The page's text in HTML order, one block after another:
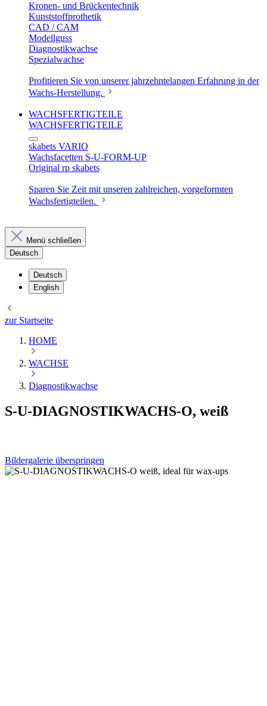
Kronen- und Brückentechnik
Kunststoffprothetik
CAD / CAM
Modellguss
Diagnostikwachse
Spezialwachse
Profitieren Sie von unserer jahrzehntelangen Erfahrung in der
Wachs-Herstellung.
WACHSFERTIGTEILE
WACHSFERTIGTEILE
skabets VARIO
Wachsfacetten S-U-FORM-UP
Original rp skabets
Sparen Sie Zeit mit unseren zahlreichen, vorgeformten
Wachsfertigteilen.
Menü schließen
Deutsch
Deutsch
English
zur Startseite
HOME
WACHSE
Diagnostikwachse
S-U-DIAGNOSTIKWACHS-O, weiß
Bildergalerie überspringen